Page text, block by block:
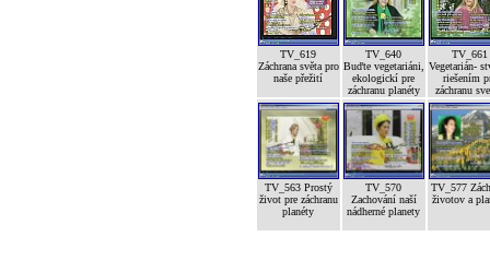
TV_619
Záchrana světa pro
naše přežití
TV_640
Buďte vegetariáni,
ekologickí pre
záchranu planéty
TV_661
Vegetarián-
riešením
záchranu
TV_563 Prostý
život pre záchranu
planéty
TV_570
Zachování naší
nádherné planety
TV_577
životov a